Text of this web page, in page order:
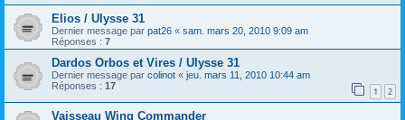
Elios / Ulysse 31
Dernier message par pat26 « sam. mars 20, 2010 9:09 am
Réponses : 7
Dardos Orbos et Vires / Ulysse 31
Dernier message par colinot « jeu. mars 11, 2010 10:44 am
Réponses : 17 1 2
Vaisseau Wing Commander